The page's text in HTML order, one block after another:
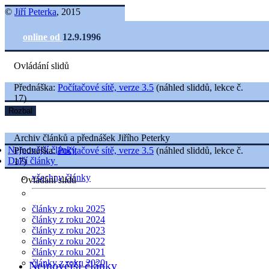
© Jiří Peterka, 2015
online od 12.9.1996
Ovládání slidů
Nejnovější články
Další články
všechny články
články z roku 2025
články z roku 2024
články z roku 2023
články z roku 2022
články z roku 2021
články z roku 2020
Přednáška: Počítačové sítě, verze 3.5 (náhled sliddů, lekce č.
17)
Rozbal
Archiv článků a přednášek Jiřího Peterky
Přednáška:Počítačové sítě, verze 3.5 (náhled sliddů, lekce č.
17)
Ovládání slidů
Nejnovější články